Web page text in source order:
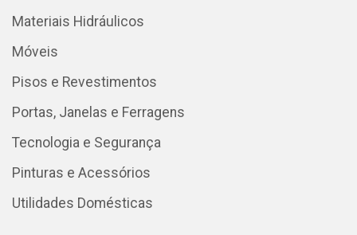
Materiais Hidráulicos
Móveis
Pisos e Revestimentos
Portas, Janelas e Ferragens
Tecnologia e Segurança
Pinturas e Acessórios
Utilidades Domésticas